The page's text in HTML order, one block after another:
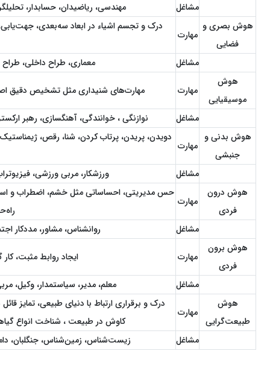
مشاغل
مهندسی، ریاضیدان، حسابدار،
هوش بصری و
فضایی
مهارت
درک و تجسم اشیاء در ابعاد سه‌بعدی،
مشاغل
معماری، طراح داخلی، طراح
هوش
موسیقیایی
مهارت مهارت‌های شنیداری مثل تشخیص دقیق
مشاغل
نوازنگی ، خوانندگی، آهنگسازی، رهبر
هوش بدنی و
جنبشی
مهارت
دویدن، پریدن، پرتاب کردن، شنا، رقص،
مشاغل
ورزشکار، مربی ورزشی،
هوش درون
فردی
مهارت
حس مدیریتی، احساساتی مثل خشم، اضطراب و
مشاغل
روانشناس، مشاور، مددکار
هوش برون
فردی
مهارت ایجاد روابط مثبت،
مشاغل
معلم، مدیر، سیاستمدار،
هوش
طبیعت‌گرایی
مهارت
درک و برقراری ارتباط با دنیای طبیعی، تمایز
کاوش در طبیعت ، شناخت انواع
مشاغل
زیست‌شناس، زمین‌شناس، جنگلبان،